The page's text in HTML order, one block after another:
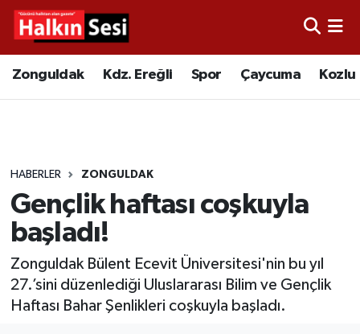
Zonguldak Kdz. Ereğli Spor Çaycuma Kozlu
HABERLER ZONGULDAK
Gençlik haftası coşkuyla
başladı!
Zonguldak Bülent Ecevit Üniversitesi'nin bu yıl
27.’sini düzenlediği Uluslararası Bilim ve Gençlik
Haftası Bahar Şenlikleri coşkuyla başladı.
Video
Çaycuma
Alaplı
Asayiş
Bartın
Merkez Hava Durumu
Tüm Manşetler
Son Dakika Haberleri
Haber Arşivi